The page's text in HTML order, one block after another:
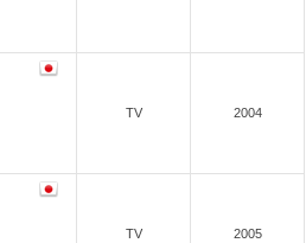
TV 2004
TV 2005